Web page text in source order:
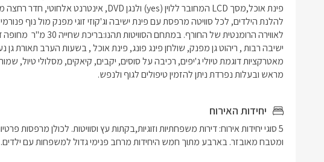
מראש ובעלות נפרדת ניתן להזמין טיפולים לגוף ולנפש.
יחידות האירוח
ומטבח מאובזר. בארבע מתוך חמש היחידות מרחב פנימי גדול למשפחות עם ילדים.